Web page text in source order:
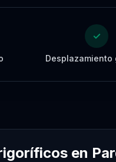
✓
Desplazamiento
en